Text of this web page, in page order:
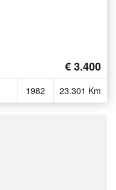
€ 3.400
1982 23.301 Km